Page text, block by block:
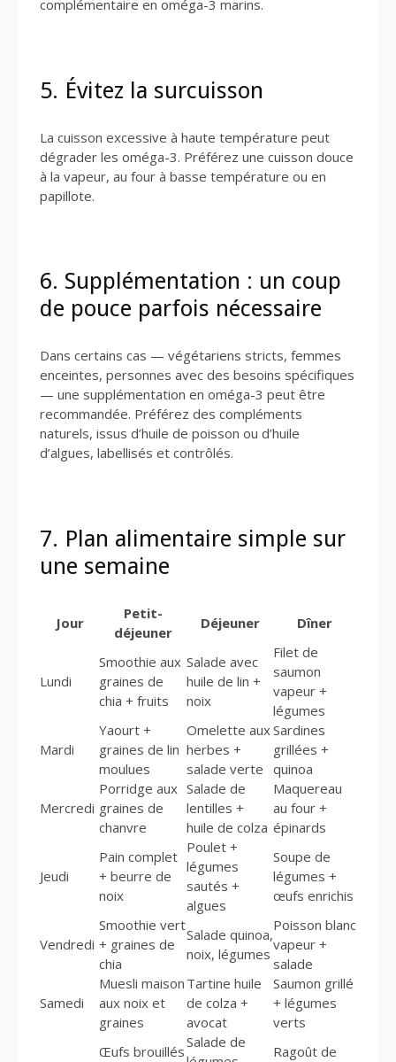
complémentaire en oméga-3 marins.
5. Évitez la surcuisson
La cuisson excessive à haute température peut
dégrader les oméga-3. Préférez une cuisson douce
à la vapeur, au four à basse température ou en
papillote.
6. Supplémentation : un coup
de pouce parfois nécessaire
Dans certains cas — végétariens stricts, femmes
enceintes, personnes avec des besoins spécifiques
— une supplémentation en oméga-3 peut être
recommandée. Préférez des compléments
naturels, issus d’huile de poisson ou d’huile
d’algues, labellisés et contrôlés.
7. Plan alimentaire simple sur
une semaine
Jour
Petit-
déjeuner
Déjeuner Dîner
Lundi
Smoothie aux
graines de
chia + fruits
Salade avec
huile de lin +
noix
Filet de
saumon
vapeur +
légumes
Mardi
Yaourt +
graines de lin
moulues
Omelette aux
herbes +
salade verte
Sardines
grillées +
quinoa
Mercredi
Porridge aux
graines de
chanvre
Salade de
lentilles +
huile de colza
Maquereau
au four +
épinards
Jeudi
Pain complet
+ beurre de
noix
Poulet +
légumes
sautés +
algues
Soupe de
légumes +
œufs enrichis
Vendredi
Smoothie vert
+ graines de
chia
Salade quinoa,
noix, légumes
Poisson blanc
vapeur +
salade
Samedi
Muesli maison
aux noix et
graines
Tartine huile
de colza +
avocat
Saumon grillé
+ légumes
verts
Œufs brouillés
Salade de
Ragoût de